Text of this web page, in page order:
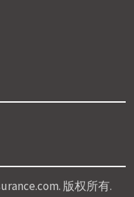
版权所有.